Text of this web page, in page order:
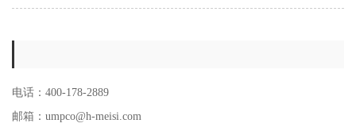
电话：400-178-2889
邮箱：umpco@h-meisi.com